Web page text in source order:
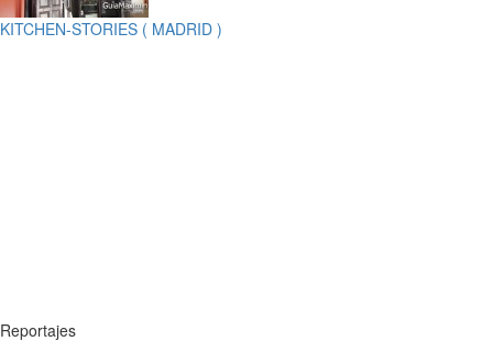
KITCHEN-STORIES ( MADRID )
Reportajes